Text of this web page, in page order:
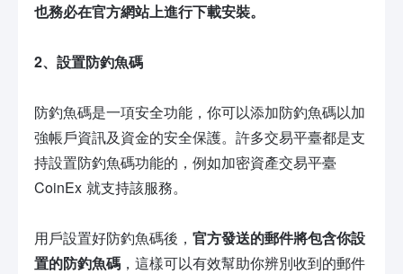
也務必在官方網站上進行下載安裝。
2、設置防釣魚碼
防釣魚碼是一項安全功能，你可以添加防釣魚碼以加
強帳戶資訊及資金的安全保護。許多交易平臺都是支
持設置防釣魚碼功能的，例如加密資產交易平臺
CoinEx 就支持該服務。
用戶設置好防釣魚碼後， 官方發送的郵件將包含你設
置的防釣魚碼 ，這樣可以有效幫助你辨別收到的郵件